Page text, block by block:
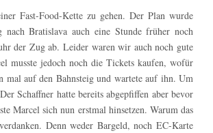
Fast-Food-Kette zu gehen. Der Plan wurde
Bratislava auch eine Stunde früher noch
der Zug ab. Leider waren wir auch noch gute
musste jedoch noch die Tickets kaufen, wofür
mal auf den Bahnsteig und wartete auf ihn. Um
Schaffner hatte bereits abgepfiffen aber bevor
Marcel sich nun erstmal hinsetzen. Warum das
Denn weder Bargeld, noch EC-Karte